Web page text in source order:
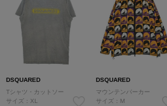
DSQUARED
Tシャツ・カットソー
サイズ：XL
DSQUARED
マウンテンパーカー
サイズ：M